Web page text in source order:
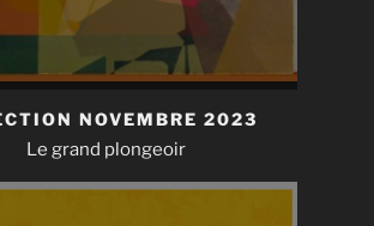
NOVEMBRE 2023
Le grand plongeoir